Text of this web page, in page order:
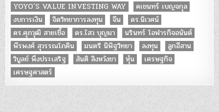
YOYO’S VALUE INVESTING WAY
คเชนทร์ เบญจกุล
งบการเงิน
จิตวิทยาการลงทุน จีน
ดร.นิเวศน์
ดร.ศุภวุฒิ สายเชื้อ
ดร.ไสว บุญมา
นรินทร์ โอฬารกิจอนันต์
พีรพงศ์ สุวรรณโภคิน
มนตรี นิพิฐวิทยา ลงทุน
ลูกอีสาน
วิบูลย์ พึงประเสริฐ
สันติ สิงหวังชา หุ้น
เศรษฐกิจ
เศรษฐศาสตร์